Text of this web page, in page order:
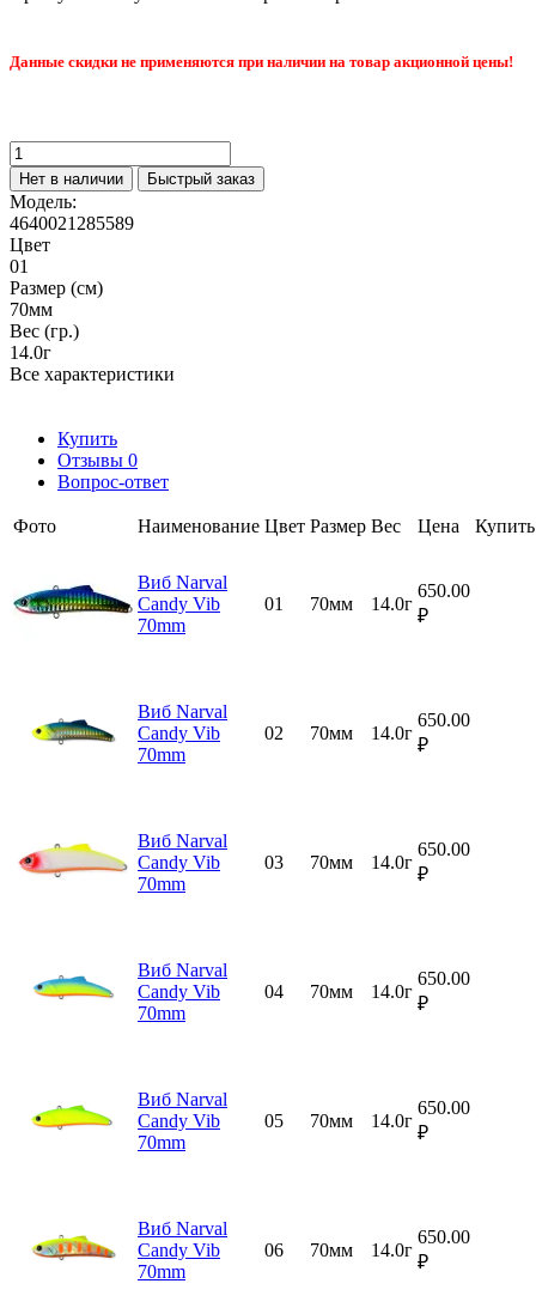
Данные скидки не применяются при наличии на товар акционной цены!
Нет в наличии Быстрый заказ
Модель:
4640021285589
Цвет
01
Размер (см)
70мм
Вес (гр.)
14.0г
Все характеристики
Купить
Отзывы 0
Вопрос-ответ
Фото Наименование Цвет Размер Вес Цена Купить
Виб Narval
Candy Vib
70mm
01 70мм 14.0г
650.00
₽
Виб Narval
Candy Vib
70mm
02 70мм 14.0г
650.00
₽
Виб Narval
Candy Vib
70mm
03 70мм 14.0г
650.00
₽
Виб Narval
Candy Vib
70mm
04 70мм 14.0г
650.00
₽
Виб Narval
Candy Vib
70mm
05 70мм 14.0г
650.00
₽
Виб Narval
Candy Vib
70mm
06 70мм 14.0г
650.00
₽